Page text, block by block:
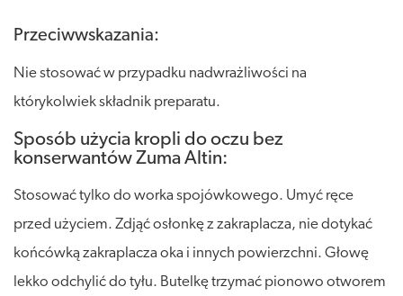
Przeciwwskazania:
Nie stosować w przypadku nadwrażliwości na
którykolwiek składnik preparatu.
Sposób użycia kropli do oczu bez
konserwantów Zuma Altin:
Stosować tylko do worka spojówkowego. Umyć ręce
przed użyciem. Zdjąć osłonkę z zakraplacza, nie dotykać
końcówką zakraplacza oka i innych powierzchni. Głowę
lekko odchylić do tyłu. Butelkę trzymać pionowo otworem